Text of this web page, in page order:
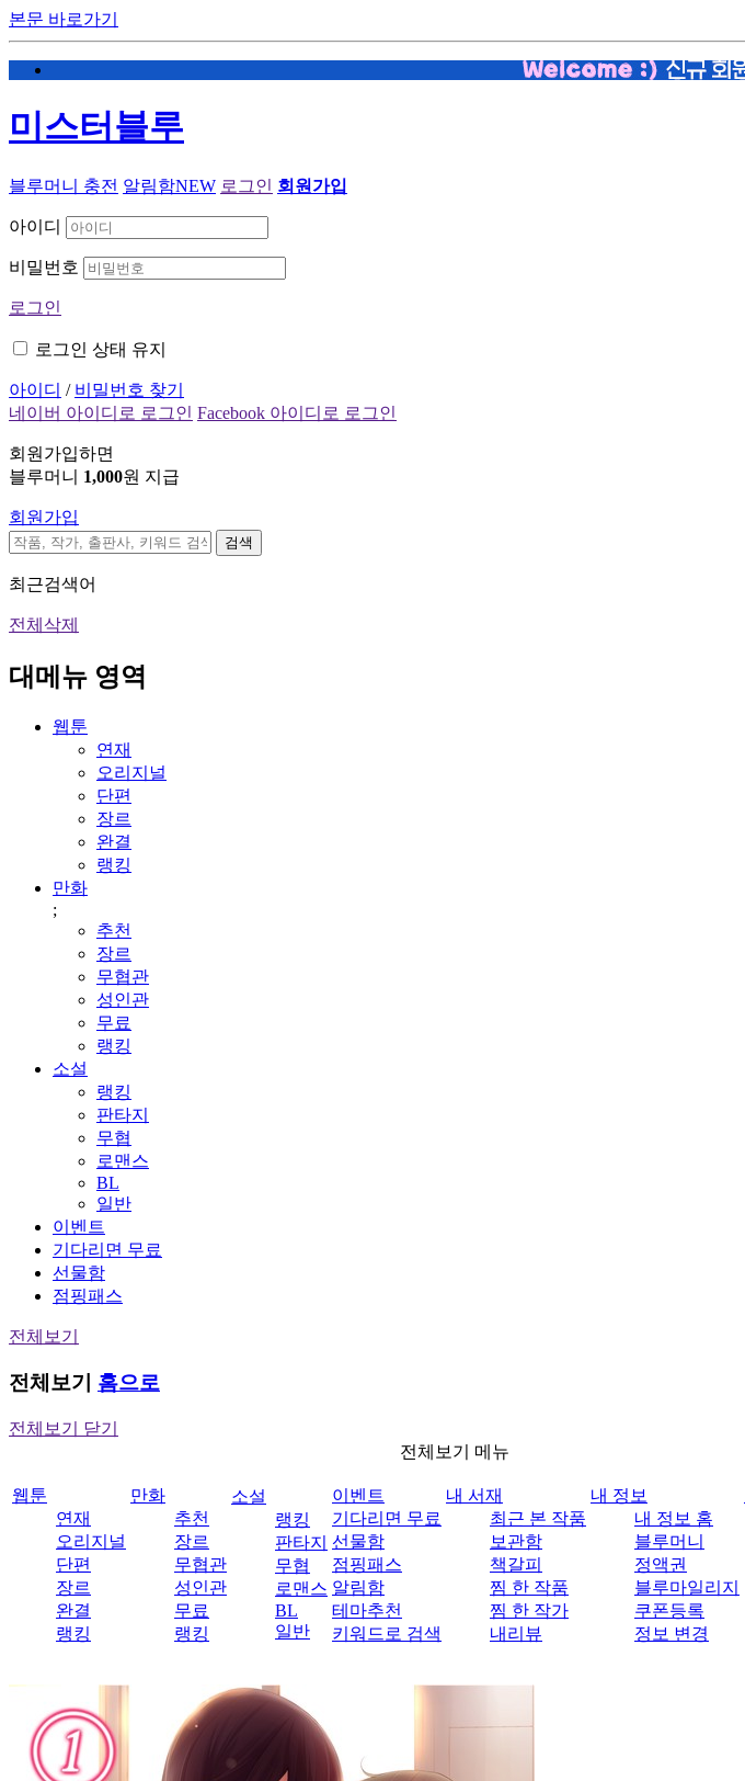
본문 바로가기
미스터블루
블루머니 충전 알림함NEW 로그인 회원가입
아이디
비밀번호
로그인
로그인 상태 유지
아이디 / 비밀번호 찾기
네이버 아이디로 로그인 Facebook 아이디로 로그인
회원가입하면
블루머니 1,000원 지급
회원가입
검색
최근검색어
전체삭제
대메뉴 영역
웹툰
연재
오리지널
단편
장르
완결
랭킹
만화
;
추천
장르
무협관
성인관
무료
랭킹
소설
랭킹
판타지
무협
로맨스
BL
일반
이벤트
기다리면 무료
선물함
점핑패스
전체보기
전체보기 홈으로
전체보기 닫기
전체보기 메뉴
웹툰
연재
오리지널
단편
장르
완결
랭킹
만화
추천
장르
무협관
성인관
무료
랭킹
소설
랭킹
판타지
무협
로맨스
BL
일반
이벤트
기다리면 무료
선물함
점핑패스
알림함
테마추천
키워드로 검색
내 서재
최근 본 작품
보관함
책갈피
찜 한 작품
찜 한 작가
내리뷰
내 정보
내 정보 홈
블루머니
정액권
블루마일리지
쿠폰등록
정보 변경